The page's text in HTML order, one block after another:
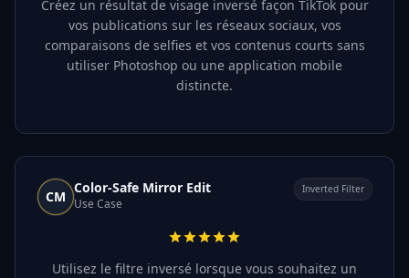
Créez un résultat de visage inversé façon TikTok pour
vos publications sur les réseaux sociaux, vos
comparaisons de selfies et vos contenus courts sans
utiliser Photoshop ou une application mobile
distincte.
CM
Color-Safe Mirror Edit
Use Case
Inverted Filter
Utilisez le filtre inversé lorsque vous souhaitez un